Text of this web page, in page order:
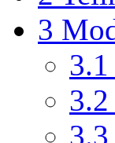
3
3.1
3.2
3.3